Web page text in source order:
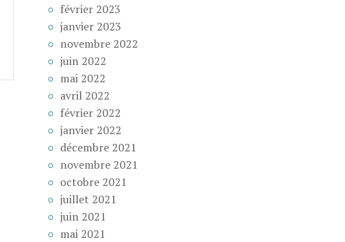
février 2023
janvier 2023
novembre 2022
juin 2022
mai 2022
avril 2022
février 2022
janvier 2022
décembre 2021
novembre 2021
octobre 2021
juillet 2021
juin 2021
mai 2021